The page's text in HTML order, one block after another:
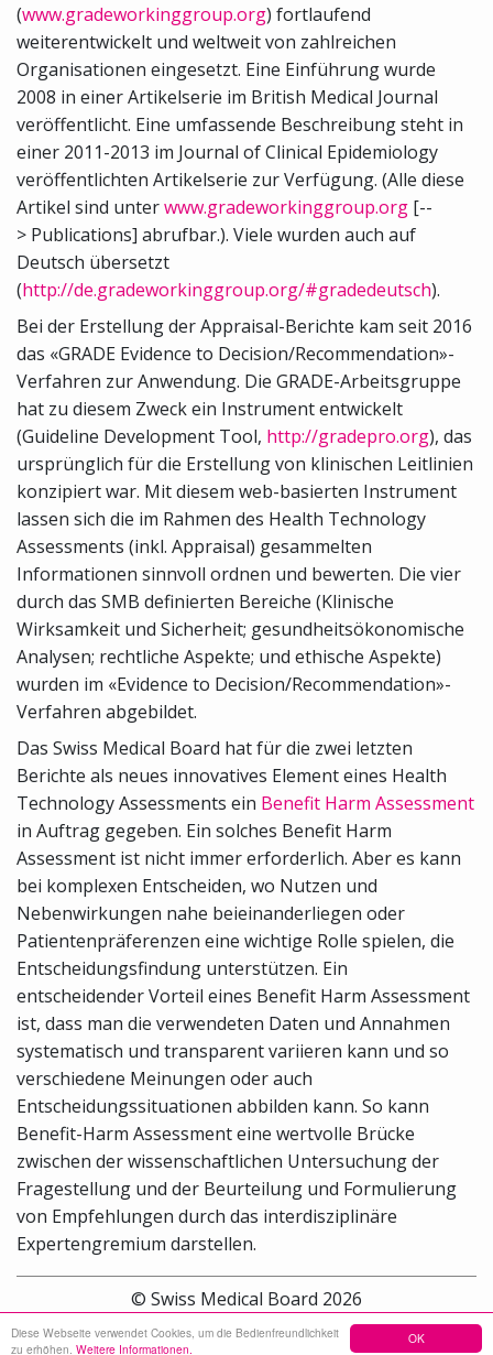
OK
Diese Webseite verwendet Cookies, um die Bedienfreundlichkeit
zu erhöhen. Weitere Informationen.
(www.gradeworkinggroup.org) fortlaufend
weiterentwickelt und weltweit von zahlreichen
Organisationen eingesetzt. Eine Einführung wurde
2008 in einer Artikelserie im British Medical Journal
veröffentlicht. Eine umfassende Beschreibung steht in
einer 2011-2013 im Journal of Clinical Epidemiology
veröffentlichten Artikelserie zur Verfügung. (Alle diese
Artikel sind unterwww.gradeworkinggroup.org [--
> Publications] abrufbar.). Viele wurden auch auf
Deutsch übersetzt
(http://de.gradeworkinggroup.org/#gradedeutsch).
Bei der Erstellung der Appraisal-Berichte kam seit 2016
das «GRADE Evidence to Decision/Recommendation»-
Verfahren zur Anwendung. Die GRADE-Arbeitsgruppe
hat zu diesem Zweck ein Instrument entwickelt
(Guideline Development Tool, http://gradepro.org), das
ursprünglich für die Erstellung von klinischen Leitlinien
konzipiert war. Mit diesem web-basierten Instrument
lassen sich die im Rahmen des Health Technology
Assessments (inkl. Appraisal) gesammelten
Informationen sinnvoll ordnen und bewerten. Die vier
durch das SMB definierten Bereiche (Klinische
Wirksamkeit und Sicherheit; gesundheitsökonomische
Analysen; rechtliche Aspekte; und ethische Aspekte)
wurden im «Evidence to Decision/Recommendation»-
Verfahren abgebildet.
Das Swiss Medical Board hat für die zwei letzten
Berichte als neues innovatives Element eines Health
Technology Assessments ein Benefit Harm Assessment
in Auftrag gegeben. Ein solches Benefit Harm
Assessment ist nicht immer erforderlich. Aber es kann
bei komplexen Entscheiden, wo Nutzen und
Nebenwirkungen nahe beieinanderliegen oder
Patientenpräferenzen eine wichtige Rolle spielen, die
Entscheidungsfindung unterstützen. Ein
entscheidender Vorteil eines Benefit Harm Assessment
ist, dass man die verwendeten Daten und Annahmen
systematisch und transparent variieren kann und so
verschiedene Meinungen oder auch
Entscheidungssituationen abbilden kann. So kann
Benefit-Harm Assessment eine wertvolle Brücke
zwischen der wissenschaftlichen Untersuchung der
Fragestellung und der Beurteilung und Formulierung
von Empfehlungen durch das interdisziplinäre
Expertengremium darstellen.
© Swiss Medical Board 2026
Sitemap
Kontakt Impressum